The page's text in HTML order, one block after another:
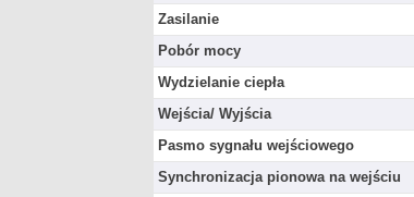
Zasilanie
Pobór mocy
Wydzielanie ciepła
Wejścia/ Wyjścia
Pasmo sygnału wejściowego
Synchronizacja pionowa na wejściu